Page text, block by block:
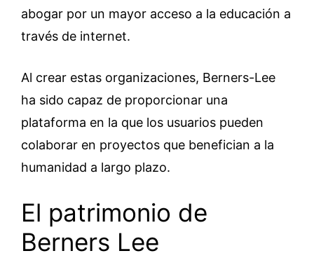
abogar por un mayor acceso a la educación a
través de internet.
Al crear estas organizaciones, Berners-Lee
ha sido capaz de proporcionar una
plataforma en la que los usuarios pueden
colaborar en proyectos que benefician a la
humanidad a largo plazo.
El patrimonio de
Berners Lee